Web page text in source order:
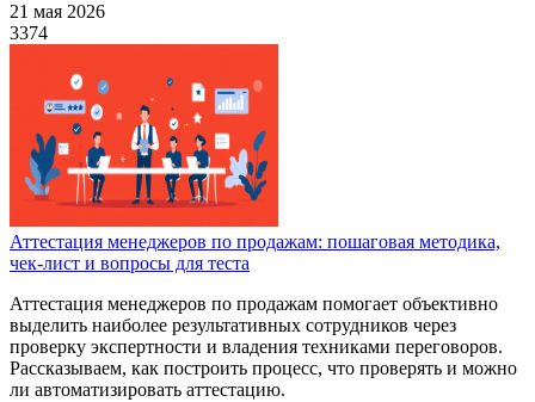
21 мая 2026
3374
Аттестация менеджеров по продажам: пошаговая методика,
чек-лист и вопросы для теста
Аттестация менеджеров по продажам помогает объективно
выделить наиболее результативных сотрудников через
проверку экспертности и владения техниками переговоров.
Рассказываем, как построить процесс, что проверять и можно
ли автоматизировать аттестацию.